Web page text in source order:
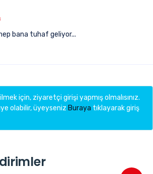
bana tuhaf geliyor...
için, ziyaretçi girişi yapmış olmalısınız.
olabilir, üyeyseniz Buraya tıklayarak giriş